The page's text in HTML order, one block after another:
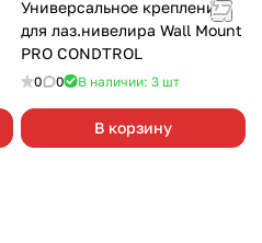
Универсальное крепление
для лаз.нивелира Wall Mount
PRO CONDTROL
0 0 В наличии: 3 шт
В корзину